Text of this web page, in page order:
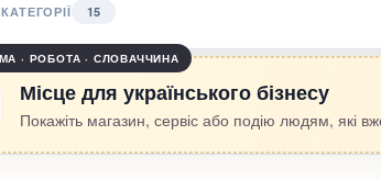
15
· РОБОТА · СЛОВАЧЧИНА
Місце для українського бізнесу
Покажіть магазин, сервіс або подію людям, які